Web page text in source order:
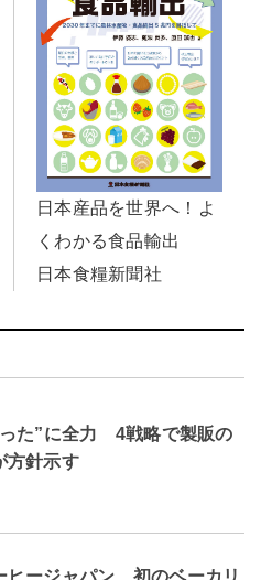
日本産品を世界へ！よ
くわかる食品輸出
日本食糧新聞社
た”に全力 4戦略で製販の
針示す
ヒージャパン、初のベーカリ